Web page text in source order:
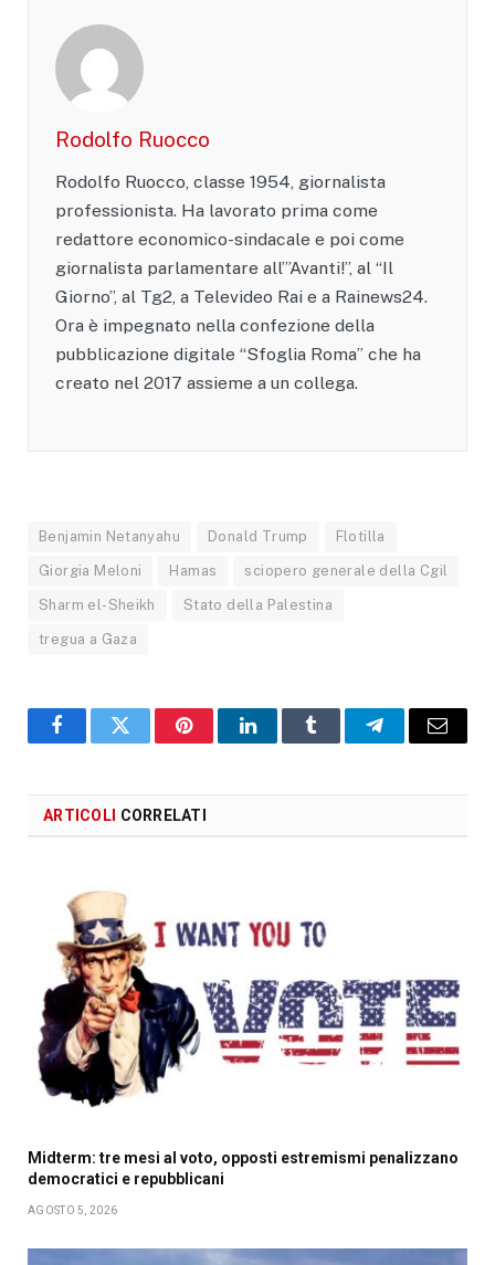
Rodolfo Ruocco
Rodolfo Ruocco, classe 1954, giornalista
professionista. Ha lavorato prima come
redattore economico-sindacale e poi come
giornalista parlamentare all’”Avanti!”, al “Il
Giorno”, al Tg2, a Televideo Rai e a Rainews24.
Ora è impegnato nella confezione della
pubblicazione digitale “Sfoglia Roma” che ha
creato nel 2017 assieme a un collega.
Benjamin Netanyahu Donald Trump Flotilla
Giorgia Meloni Hamas sciopero generale della Cgil
Sharm el-Sheikh Stato della Palestina
tregua a Gaza
Facebook
X PinterestLinkedInTumblr TelegramEmail
ARTICOLI CORRELATI
Midterm: tre mesi al voto, opposti estremismi penalizzano
democratici e repubblicani
AGOSTO 5, 2026